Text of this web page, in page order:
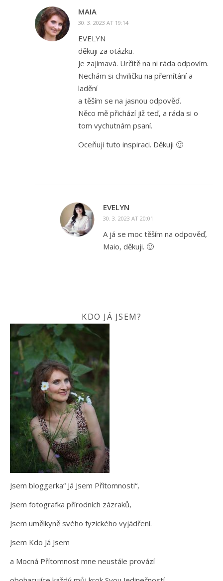
MAIA
30. 3. 2023 AT 19:14
EVELYN
děkuji za otázku.
Je zajímavá. Určitě na ni ráda odpovím.
Nechám si chviličku na přemítání a
ladění
a těším se na jasnou odpověď.
Něco mě přichází již teď, a ráda si o
tom vychutnám psaní.
Oceňuji tuto inspiraci. Děkuji 🙂
EVELYN
30. 3. 2023 AT 20:01
A já se moc těším na odpověď,
Maio, děkuji. 🙂
KDO JÁ JSEM?
Jsem bloggerka“ Já Jsem Přítomnosti“,
Jsem fotografka přírodních zázraků,
Jsem umělkyně svého fyzického vyjádření.
Jsem Kdo Já Jsem
a Mocná Přítomnost mne neustále provází